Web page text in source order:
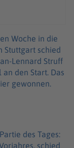
Woche in die
Stuttgart schied
Lennard Struff
den Start. Das
gewonnen.
des Tages:
schied